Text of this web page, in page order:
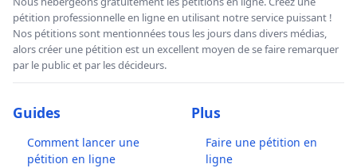
pétition professionnelle en ligne en utilisant notre service puissant !
Nos pétitions sont mentionnées tous les jours dans divers médias,
alors créer une pétition est un excellent moyen de se faire remarquer
par le public et par les décideurs.
Guides
Comment lancer une
pétition en ligne
Plus
Faire une pétition en
ligne